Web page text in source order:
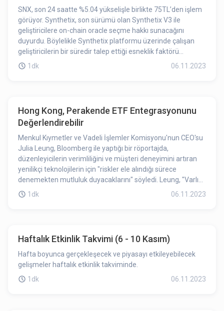
SNX, son 24 saatte %5.04 yükselişle birlikte 75TL’den işlem
görüyor. Synthetix, son sürümü olan Synthetix V3 ile
geliştiricilere on-chain oracle seçme hakkı sunacağını
duyurdu. Böylelikle Synthetix platformu üzerinde çalışan
geliştiricilerin bir süredir talep ettiği esneklik faktörü
Synthetix ağına dahil edilmiş oldu. On-chain oracle seçme
1dk 06.11.2023
Hong Kong, Perakende ETF Entegrasyonunu
Değerlendirebilir
Menkul Kıymetler ve Vadeli İşlemler Komisyonu'nun CEO'su
Julia Leung, Bloomberg ile yaptığı bir röportajda,
düzenleyicilerin verimliliğini ve müşteri deneyimini artıran
yenilikçi teknolojilerin için "riskler ele alındığı sürece
denemekten mutluluk duyacaklarını" söyledi. Leung, "Varlık
ne olursa olsun, yaklaşımımız geçerlidir," dedi.
1dk 06.11.2023
Haftalık Etkinlik Takvimi (6 - 10 Kasım)
Hafta boyunca gerçekleşecek ve piyasayı etkileyebilecek
gelişmeler haftalık etkinlik takviminde.
1dk
06.11.2023